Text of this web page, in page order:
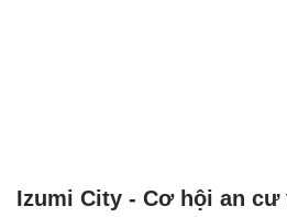
Izumi City - Cơ hội an cư